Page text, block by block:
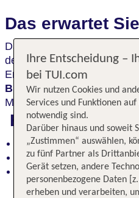
Das erwartet Sie
Das
den Besitzern eines
Entspanne im Liegestuhl
Blick zur Ostsee, oder
Möglichkeiten am
Highlights
Entspannen im
Komfortables und sehr
Nur ein paar Schritte
Promenade entfernt
Ihre Entscheidung –
bei TUI.com
Wir nutzen Cookies und
Services und Funktionen
notwendig sind.
Darüber hinaus und soweit
„Zustimmen“ auswählen,
zu fünf Partner als
Gerät setzen, andere
personenbezogene Daten
erheben und verarbeiten,